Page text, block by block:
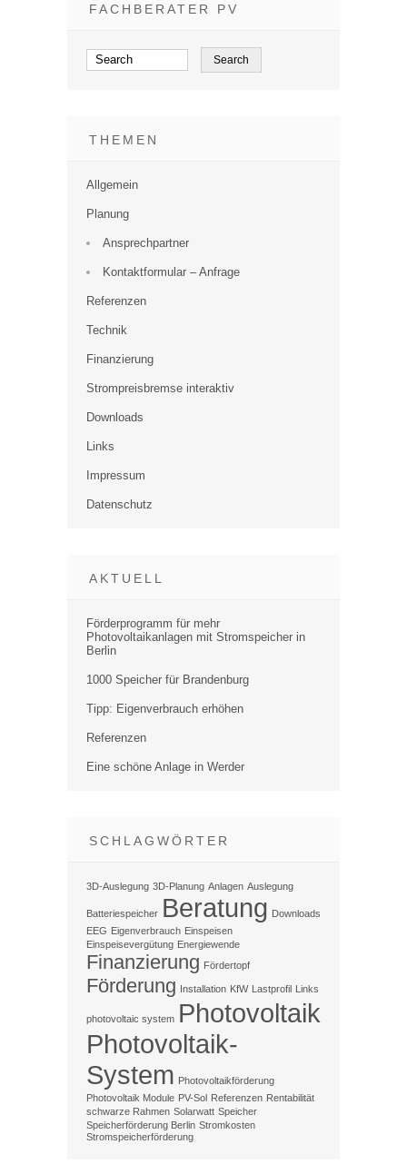
FACHBERATER PV
THEMEN
Allgemein
Planung
Ansprechpartner
Kontaktformular – Anfrage
Referenzen
Technik
Finanzierung
Strompreisbremse interaktiv
Downloads
Links
Impressum
Datenschutz
AKTUELL
Förderprogramm für mehr
Photovoltaikanlagen mit Stromspeicher in
Berlin
1000 Speicher für Brandenburg
Tipp: Eigenverbrauch erhöhen
Referenzen
Eine schöne Anlage in Werder
SCHLAGWÖRTER
3D-Auslegung 3D-Planung Anlagen Auslegung
Batteriespeicher Beratung Downloads
EEG Eigenverbrauch Einspeisen
Einspeisevergütung Energiewende
Finanzierung Fördertopf
Förderung Installation KfW Lastprofil Links
photovoltaic system Photovoltaik
Photovoltaik-
System Photovoltaikförderung
Photovoltaik Module PV-Sol Referenzen Rentabilität
schwarze Rahmen Solarwatt Speicher
Speicherförderung Berlin Stromkosten
Stromspeicherförderung